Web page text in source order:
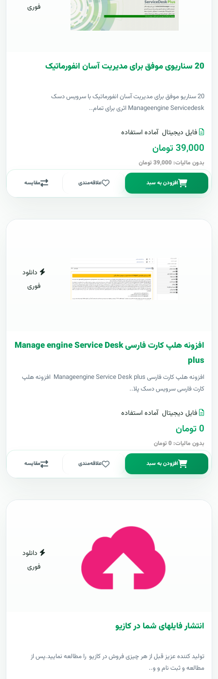
فوری
20 سناریوی موفق برای مدیریت آسان انفورماتیک
20 سناریو موفق برای مدیریت آسان انفورماتیک با سرویس دسک
Manageengine Servicedesk اثری برای تمام..
فایل دیجیتال آماده استفاده
39,000 تومان
بدون مالیات: 39,000 تومان
افزودن به سبد علاقه‌مندی مقایسه
دانلود
فوری
افزونه هلپ کارت فارسی Manage engine Service Desk
plus
افزونه هلپ کارت فارسی Manageengine Service Desk plus افزونه هلپ
کارت فارسی سرویس دسک پلا..
فایل دیجیتال آماده استفاده
0 تومان
بدون مالیات: 0 تومان
افزودن به سبد علاقه‌مندی مقایسه
دانلود
فوری
انتشار فایلهای شما در کازیو
توليد کننده عزيز قبل از هر چیزی فروش در کازیو را مطالعه نمایید.پس از
مطالعه و ثبت نام و و..